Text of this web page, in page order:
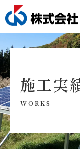
施工実
WORKS